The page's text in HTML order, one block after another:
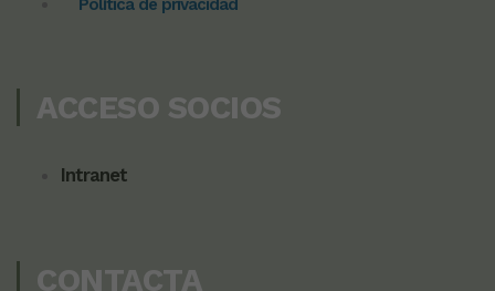
ACCESO SOCIOS
Intranet
CONTACTA